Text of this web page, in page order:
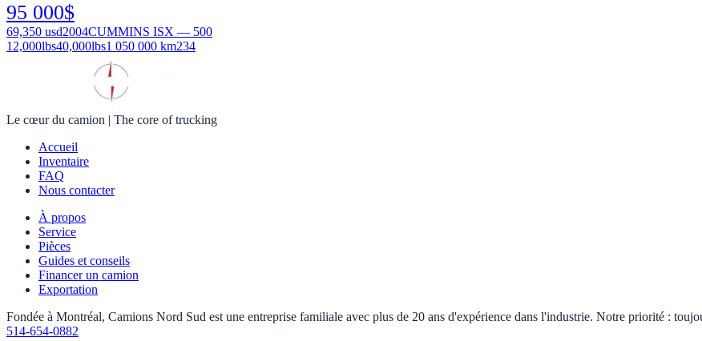
95 000$
69,350 usd2004CUMMINS ISX — 500
12,000lbs40,000lbs1 050 000 km234
Le cœur du camion | The core of trucking
Accueil
Inventaire
FAQ
Nous contacter
À propos
Service
Pièces
Guides et conseils
Financer un camion
Exportation
Fondée à Montréal, Camions Nord Sud est une entreprise familiale avec plus de 20 ans d'expérience dans l'industrie. Notre priorité :
514-654-0882